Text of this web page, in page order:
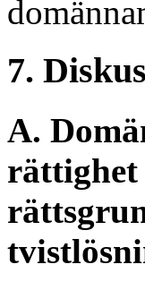
7.
A.